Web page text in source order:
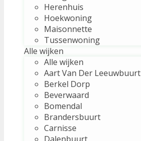
Herenhuis
Hoekwoning
Maisonnette
Tussenwoning
Alle wijken
Alle wijken
Aart Van Der Leeuwbuurt
Berkel Dorp
Beverwaard
Bomendal
Brandersbuurt
Carnisse